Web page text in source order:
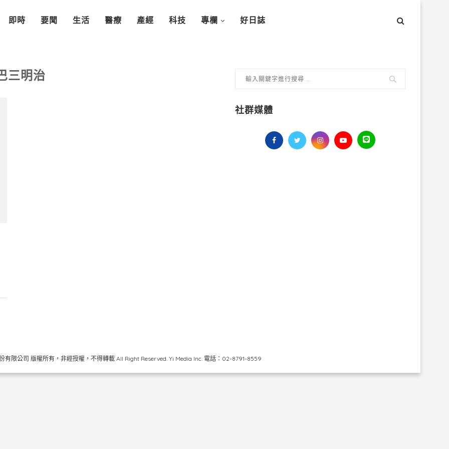
即時 要聞 生活 醫療 產經 科技 專欄 好日誌
三明治
社群媒體
有限公司 版權所有，非經授權，不得轉載 All Right Reserved. Yi Media Inc. 電話：02-8791-8559